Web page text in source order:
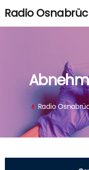
Radio
mic Radio